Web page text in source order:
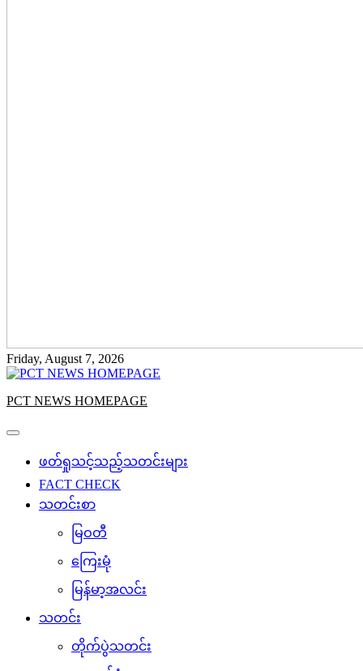
Friday, August 7, 2026
PCT NEWS HOMEPAGE
ဖတ်ရှုသင့်သည့်သတင်းများ
FACT CHECK
သတင်းစာ
မြဝတီ
ကြေးမုံ
မြန်မာ့အလင်း
သတင်း
တိုက်ပွဲသတင်း